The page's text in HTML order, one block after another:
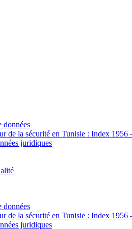
données
de la sécurité en Tunisie : Index 1956
juridiques
données
de la sécurité en Tunisie : Index 1956
juridiques